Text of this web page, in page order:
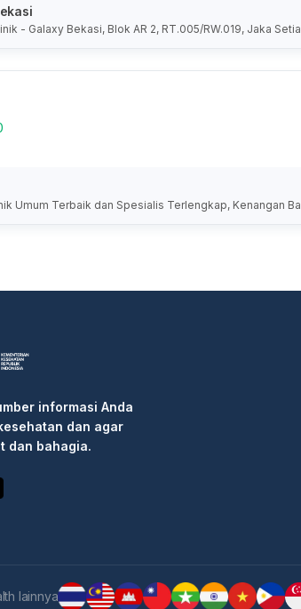
- Galaxy Bekasi, Blok AR 2, RT.005/RW.019, Jaka
Umum Terbaik dan Spesialis Terlengkap, Kenangan
informasi Anda
dan agar
dan bahagia.
lainnya